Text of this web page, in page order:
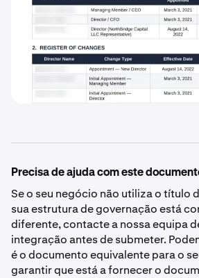
Precisa de ajuda com este
Se o seu negócio não utiliza o título
sua estrutura de governação está
diferente, contacte a nossa equipa
integração antes de submeter.
é o documento equivalente para o
garantir que está a fornecer o